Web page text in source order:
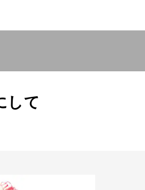
して